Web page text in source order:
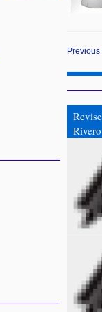
Previous
Rivero